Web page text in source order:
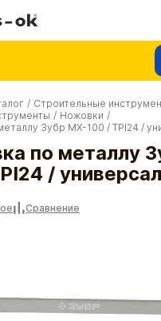
/ Строительные
/ Ножовки /
Зубр MX-100 / TPI24 /
по металлу
/
Сравнение